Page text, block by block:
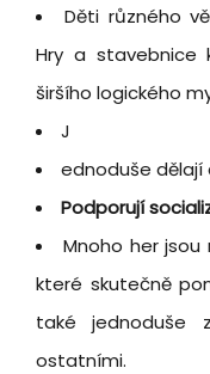
Děti různého
Hry a stavebnice
širšího logického
J
ednoduše
Podporují
Mnoho her jsou
které skutečně
také jednoduše
ostatními.